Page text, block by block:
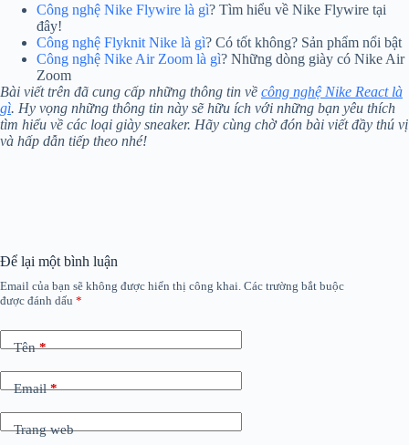
Công nghệ Nike Flywire là gì? Tìm hiểu về Nike Flywire tại
đây!
Công nghệ Flyknit Nike là gì? Có tốt không? Sản phẩm nổi bật
Công nghệ Nike Air Zoom là gì? Những dòng giày có Nike Air
Zoom
Bài viết trên đã cung cấp những thông tin về công nghệ Nike React là
gì. Hy vọng những thông tin này sẽ hữu ích với những bạn yêu thích
tìm hiểu về các loại giày sneaker. Hãy cùng chờ đón bài viết đầy thú vị
và hấp dẫn tiếp theo nhé!
Để lại một bình luận
Email của bạn sẽ không được hiển thị công khai. Các trường bắt buộc
được đánh dấu *
Tên*
Email*
Trang web